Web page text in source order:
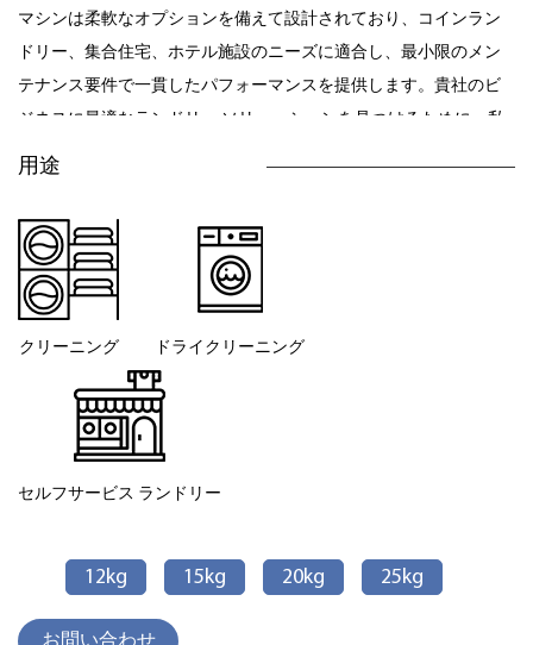
マシンは柔軟なオプションを備えて設計されており、コインラン
ドリー、集合住宅、ホテル施設のニーズに適合し、最小限のメン
テナンス要件で一貫したパフォーマンスを提供します。貴社のビ
ジネスに最適なランドリー ソリューションを見つけるために、私
たちにお問い合わせください。
用途
クリーニング ドライクリーニング
セルフサービス ランドリー
12kg 15kg 20kg 25kg